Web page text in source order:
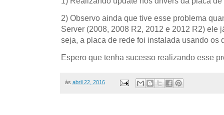
2) Observo ainda que tive esse problema
Server (2008, 2008 R2, 2012 e 2012 R2) ele
seja, a placa de rede foi instalada usando os
Espero que tenha sucesso realizando esse
às abril 22, 2016